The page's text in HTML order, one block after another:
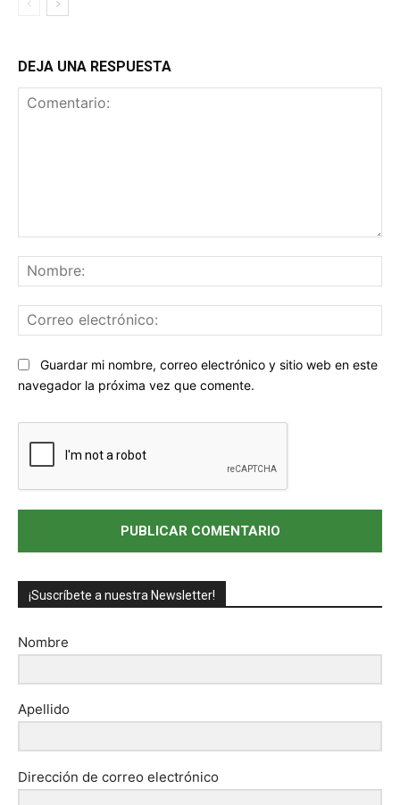
DEJA UNA RESPUESTA
Sitio
web:
Guardar mi nombre, correo electrónico y sitio web en este
navegador la próxima vez que comente.
¡Suscríbete a nuestra Newsletter!
Nombre
Apellido
Dirección de correo electrónico